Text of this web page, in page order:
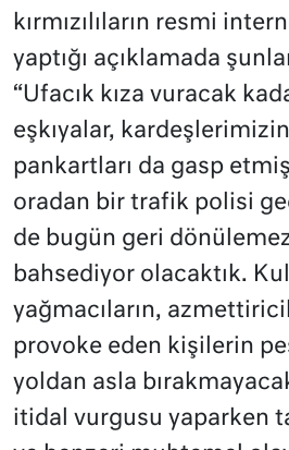
kırmızılıların resmi
yaptığı açıklamada
“Ufacık kıza vuracak
eşkıyalar,
pankartları da gasp
oradan bir trafik polisi
de bugün geri
bahsediyor olacaktık.
yağmacıların,
provoke eden kişilerin
yoldan asla
itidal vurgusu yaparken